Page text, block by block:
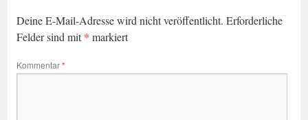
Deine E-Mail-Adresse wird nicht veröffentlicht. Erforderliche
Felder sind mit* markiert
Kommentar*